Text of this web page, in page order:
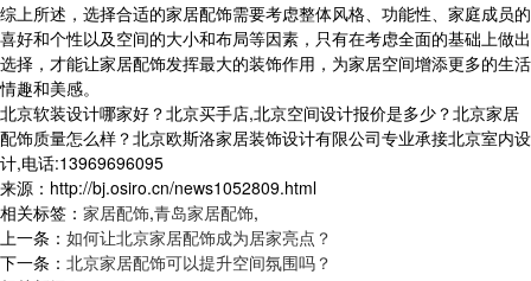
综上所述，选择合适的家居配饰需要考虑整体风格、功能性、家庭成员的
喜好和个性以及空间的大小和布局等因素，只有在考虑全面的基础上做出
选择，才能让家居配饰发挥最大的装饰作用，为家居空间增添更多的生活
情趣和美感。
北京软装设计哪家好？北京买手店,北京空间设计报价是多少？北京家居
配饰质量怎么样？北京欧斯洛家居装饰设计有限公司专业承接北京室内设
计,电话:13969696095
来源：http://bj.osiro.cn/news1052809.html
相关标签： 家居配饰,青岛家居配饰,
上一条： 如何让北京家居配饰成为居家亮点？
下一条： 北京家居配饰可以提升空间氛围吗？